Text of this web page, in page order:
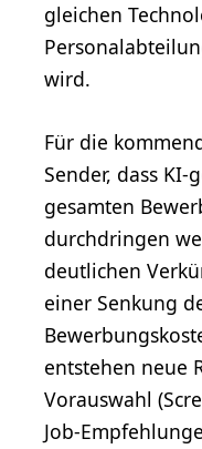
gleichen
wird.
Für die
Sender, dass KI-
gesamten
durchdringen
deutlichen
einer Senkung
entstehen neue
Vorauswahl
Job-